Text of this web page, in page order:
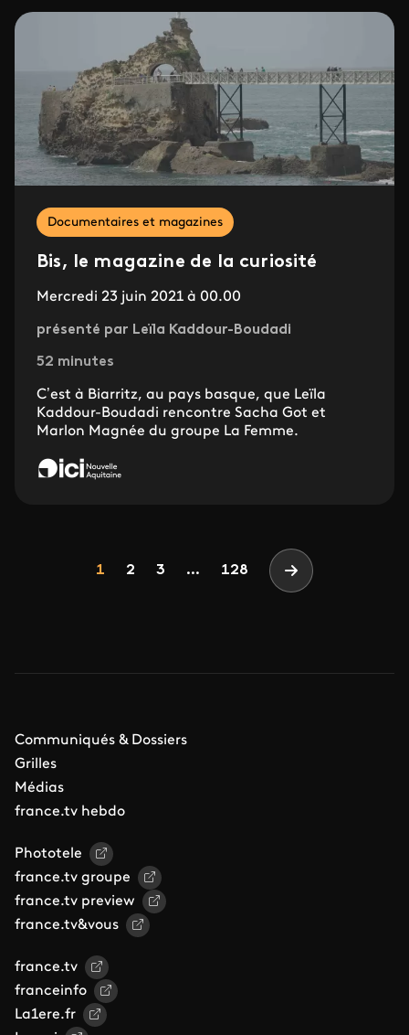
Documentaires et magazines
Bis, le magazine de la curiosité
Mercredi 23 juin 2021 à 00.00
présenté par Leïla Kaddour-Boudadi
52 minutes
C’est à Biarritz, au pays basque, que Leïla
Kaddour-Boudadi rencontre Sacha Got et
Marlon Magnée du groupe La Femme.
Page
1 Page
2 Page
3 ... 128 Page suivante
Communiqués & Dossiers
Grilles
Médias
france.tv hebdo
Phototele
france.tv groupe
france.tv preview
france.tv&vous
france.tv
franceinfo
La1ere.fr